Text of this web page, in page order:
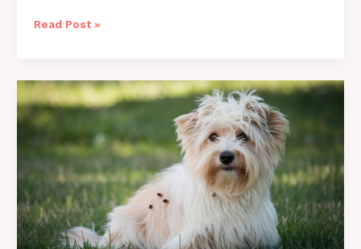
Comment
Chien
a
des
?
Guide
Complet
2026
Read Post »